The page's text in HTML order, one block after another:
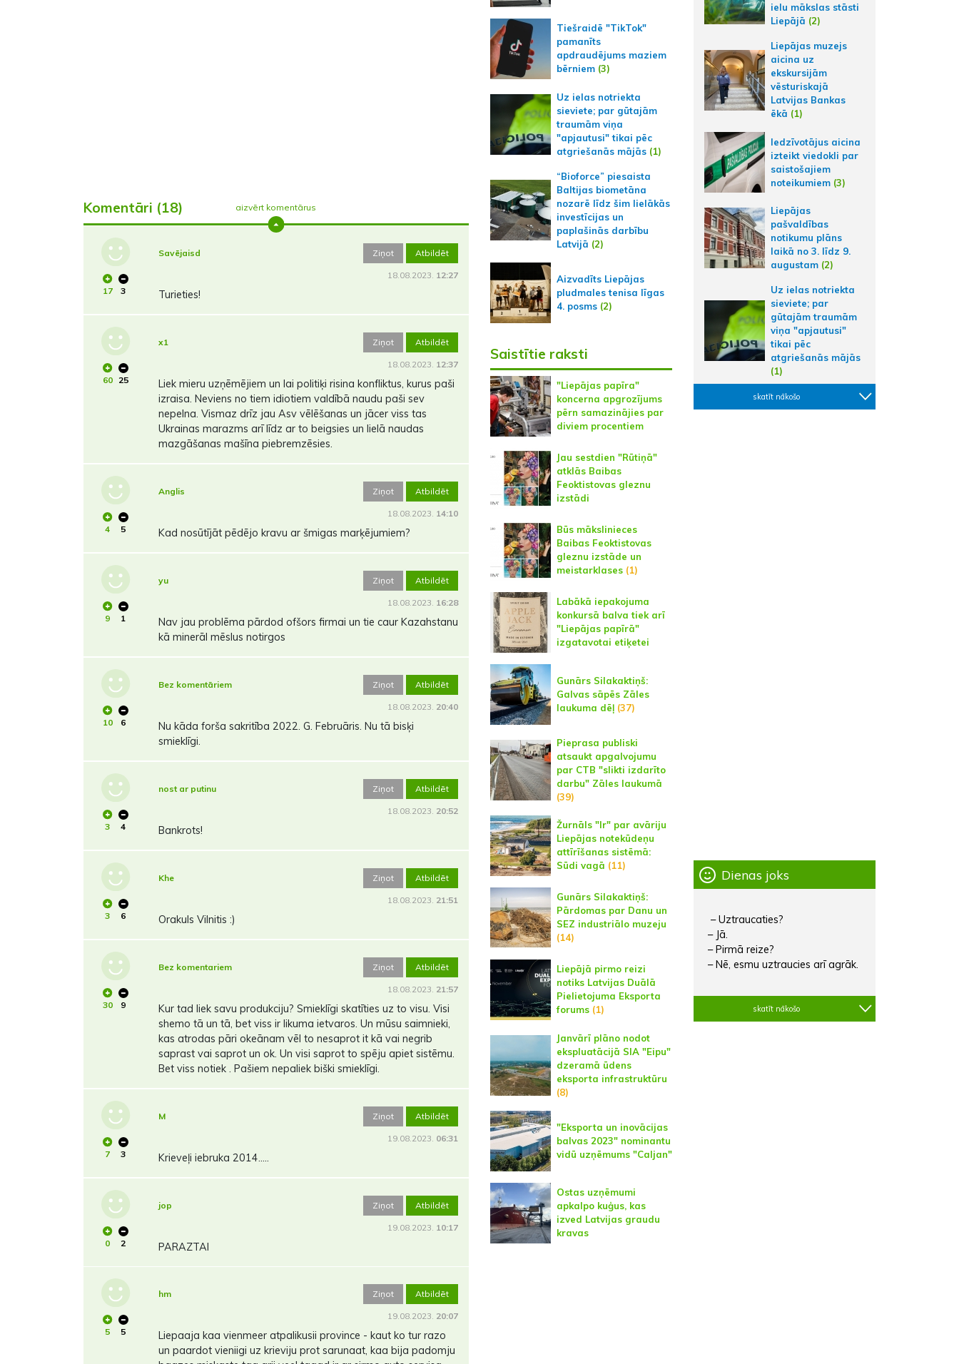
Komentāri (18) aizvērt komentārus
17 3
Savējaisd Ziņot Atbildēt
18.08.2023. 12:27
Turieties!
60 25
x1 Ziņot Atbildēt
18.08.2023. 12:37
Liek mieru uzņēmējiem un lai politiķi risina konfliktus, kurus paši
izraisa. Neviens no tiem idiotiem valdībā naudu paši sev
nepelna. Vismaz drīz jau Asv vēlēšanas un jācer viss tas
Ukrainas marazms arī līdz ar to beigsies un lielā naudas
mazgāšanas mašīna piebremzēsies.
4 5
Anglis Ziņot Atbildēt
18.08.2023. 14:10
Kad nosūtījāt pēdējo kravu ar šmigas marķējumiem?
9 1
yu Ziņot Atbildēt
18.08.2023. 16:28
Nav jau problēma pārdod ofšors firmai un tie caur Kazahstanu
kā minerāl mēslus notirgos
10 6
Bez komentāriem Ziņot Atbildēt
18.08.2023. 20:40
Nu kāda forša sakritība 2022. G. Februāris. Nu tā bisķi
smieklīgi.
3 4
nost ar putinu Ziņot Atbildēt
18.08.2023. 20:52
Bankrots!
3 6
Khe Ziņot Atbildēt
18.08.2023. 21:51
Orakuls Vilnitis :)
30 9
Bez komentariem Ziņot Atbildēt
18.08.2023. 21:57
Kur tad liek savu produkciju? Smieklīgi skatīties uz to visu. Visi
shemo tā un tā, bet viss ir likuma ietvaros. Un mūsu saimnieki,
kas atrodas pāri okeānam vēl to nesaprot it kā vai negrib
saprast vai saprot un ok. Un visi saprot to spēju apiet sistēmu.
Bet viss notiek . Pašiem nepaliek biški smieklīgi.
7 3
M Ziņot Atbildēt
19.08.2023. 06:31
Krieveļi iebruka 2014.....
0 2
jop Ziņot Atbildēt
19.08.2023. 10:17
PARAZTAI
5 5
hm Ziņot Atbildēt
19.08.2023. 20:07
Liepaaja kaa vienmeer atpalikusii province - kaut ko tur razo
un paardot vieniigi uz krieviju prot sarunaat, kaa bija padomju
Tiešraidē "TikTok"
pamanīts
apdraudējums maziem
bērniem(3)
Uz ielas notriekta
sieviete; par gūtajām
traumām viņa
"apjautusi" tikai pēc
atgriešanās mājās(1)
“Bioforce” piesaista
Baltijas biometāna
nozarē līdz šim lielākās
investīcijas un
paplašinās darbību
Latvijā (2)
Aizvadīts Liepājas
pludmales tenisa līgas
4. posms(2)
Saistītie raksti
"Liepājas papīra"
koncerna apgrozījums
pērn samazinājies par
diviem procentiem
Jau sestdien "Rūtiņā"
atklās Baibas
Feoktistovas gleznu
izstādi
Būs mākslinieces
Baibas Feoktistovas
gleznu izstāde un
meistarklases(1)
Labākā iepakojuma
konkursā balva tiek arī
"Liepājas papīrā"
izgatavotai etiķetei
Gunārs Silakaktiņš:
Galvas sāpēs Zāles
laukuma dēļ(37)
Pieprasa publiski
atsaukt apgalvojumu
par CTB "slikti izdarīto
darbu" Zāles laukumā
(39)
Žurnāls "Ir" par avāriju
Liepājas notekūdeņu
attīrīšanas sistēmā:
Sūdi vagā (11)
Gunārs Silakaktiņš:
Pārdomas par Danu un
SEZ industriālo muzeju
(14)
Liepājā pirmo reizi
notiks Latvijas Duālā
Pielietojuma Eksporta
forums(1)
Janvārī plāno nodot
ekspluatācijā SIA "Eipu"
dzeramā ūdens
eksporta infrastruktūru
(8)
"Eksporta un inovācijas
balvas 2023" nominantu
vidū uzņēmums "Caljan"
Ostas uzņēmumi
apkalpo kuģus, kas
izved Latvijas graudu
kravas
ielu mākslas stāsti
Liepājā (2)
Liepājas muzejs
aicina uz
ekskursijām
vēsturiskajā
Latvijas Bankas
ēkā (1)
Iedzīvotājus aicina
izteikt viedokli par
saistošajiem
noteikumiem (3)
Liepājas
pašvaldības
notikumu plāns
laikā no 3. līdz 9.
augustam (2)
Uz ielas notriekta
sieviete; par
gūtajām traumām
viņa "apjautusi"
tikai pēc
atgriešanās mājās
(1)
skatīt nākošo
Dienas joks
– Uztraucaties?
– Jā.
– Pirmā reize?
– Nē, esmu uztraucies arī agrāk.
skatīt nākošo